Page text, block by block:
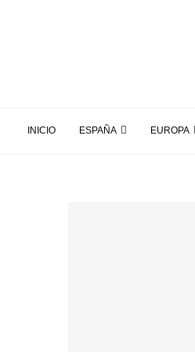
INICIO ESPAÑA EUROPA